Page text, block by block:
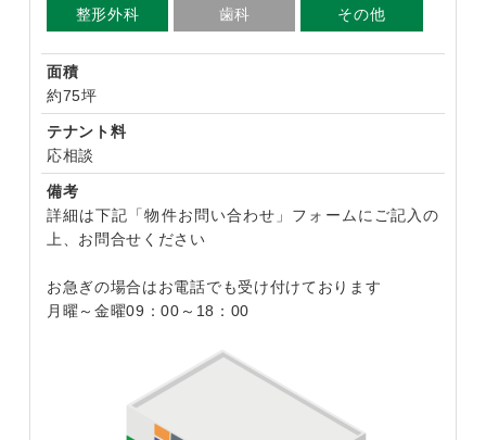
整形外科 歯科 その他
面積
約75坪
テナント料
応相談
備考
詳細は下記「物件お問い合わせ」フォームにご記入の
上、お問合せください
お急ぎの場合はお電話でも受け付けております
月曜～金曜09：00～18：00